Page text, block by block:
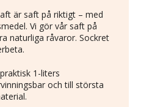
är saft på riktigt – med
Vi gör vår saft på
naturliga råvaror. Sockret
1-liters
och till största